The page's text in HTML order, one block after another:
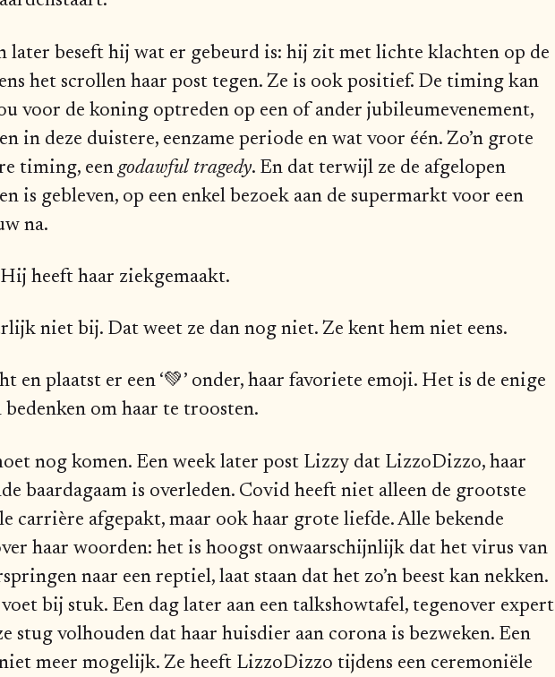
later beseft hij wat er gebeurd is: hij zit met lichte klachten op de
het scrollen haar post tegen. Ze is ook positief. De timing kan
voor de koning optreden op een of ander jubileumevenement,
in deze duistere, eenzame periode en wat voor één. Zo’n grote
timing, eengodawful tragedy. En dat terwijl ze de afgelopen
is gebleven, op een enkel bezoek aan de supermarkt voor een
na.
heeft haar ziekgemaakt.
niet bij. Dat weet ze dan nog niet. Ze kent hem niet eens.
en plaatst er een ‘💚’ onder, haar favoriete emoji. Het is de enige
om haar te troosten.
nog komen. Een week later post Lizzy dat LizzoDizzo, haar
baardagaam is overleden. Covid heeft niet alleen de grootste
carrière afgepakt, maar ook haar grote liefde. Alle bekende
haar woorden: het is hoogst onwaarschijnlijk dat het virus van
naar een reptiel, laat staan dat het zo’n beest kan nekken.
bij stuk. Een dag later aan een talkshowtafel, tegenover expert
stug volhouden dat haar huisdier aan corona is bezweken. Een
meer mogelijk. Ze heeft LizzoDizzo tijdens een ceremoniële